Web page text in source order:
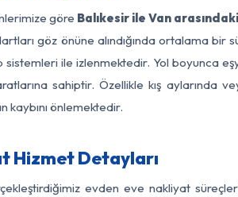
göre Balıkesir ile Van
göz önüne alındığında ortalama
ile izlenmektedir. Yol boyunca
sahiptir. Özellikle kış aylarında
kaybını önlemektedir.
Hizmet Detayları
evden eve nakliyat